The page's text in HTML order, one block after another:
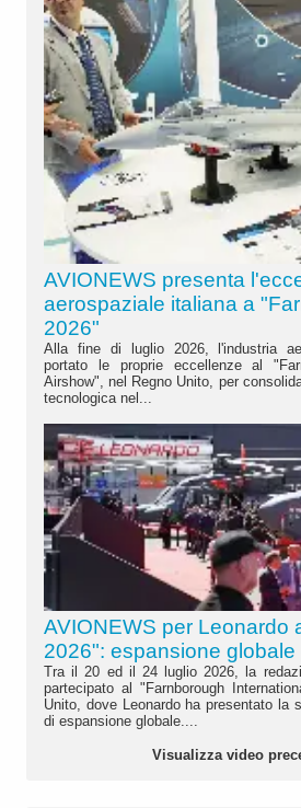
AVIONEWS presenta
aerospaziale italiana a
2026"
Alla fine di luglio 2026, l'industria
portato le proprie eccellenze al
Airshow", nel Regno Unito, per
tecnologica nel...
AVIONEWS per Leonardo
2026": espansione globale
Tra il 20 ed il 24 luglio 2026, la
partecipato al "Farnborough
Unito, dove Leonardo ha presentato la
di espansione globale....
Visualizza video